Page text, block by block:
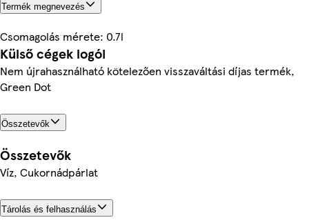
Termék megnevezés
Csomagolás mérete: 0.7l
Külső cégek logói
Nem újrahasználható kötelezően visszaváltási díjas termék,
Green Dot
Összetevők
Összetevők
Víz, Cukornádpárlat
Tárolás és felhasználás